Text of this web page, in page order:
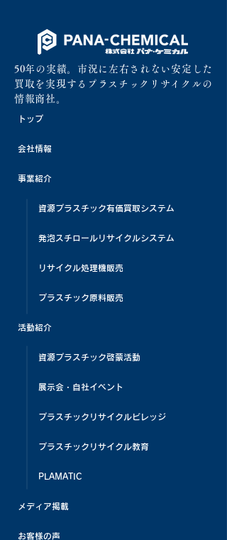
50年の実績。市況に左右されない安定した
買取を実現するプラスチックリサイクルの
情報商社。
トップ
会社情報
事業紹介
資源プラスチック有価買取システム
発泡スチロールリサイクルシステム
リサイクル処理機販売
プラスチック原料販売
活動紹介
資源プラスチック啓蒙活動
展示会・自社イベント
プラスチックリサイクルビレッジ
プラスチックリサイクル教育
PLAMATIC
メディア掲載
お客様の声